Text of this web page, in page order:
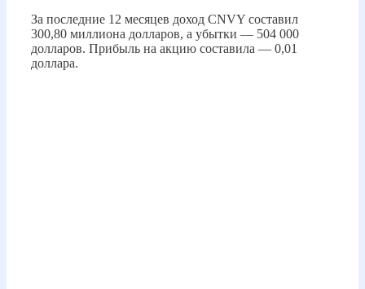
За последние 12 месяцев доход CNVY составил
300,80 миллиона долларов, а убытки — 504 000
долларов. Прибыль на акцию составила — 0,01
доллара.